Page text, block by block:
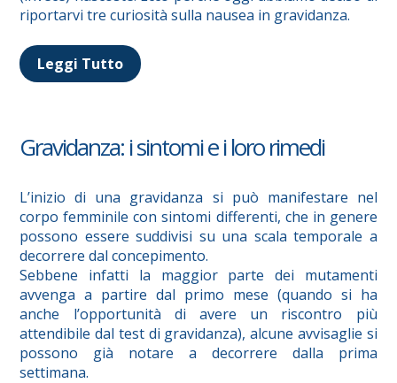
riportarvi tre curiosità sulla nausea in gravidanza.
Leggi Tutto
Gravidanza: i sintomi e i loro rimedi
L’inizio di una gravidanza si può manifestare nel
corpo femminile con sintomi differenti, che in genere
possono essere suddivisi su una scala temporale a
decorrere dal concepimento.
Sebbene infatti la maggior parte dei mutamenti
avvenga a partire dal primo mese (quando si ha
anche l’opportunità di avere un riscontro più
attendibile dal test di gravidanza), alcune avvisaglie si
possono già notare a decorrere dalla prima
settimana.